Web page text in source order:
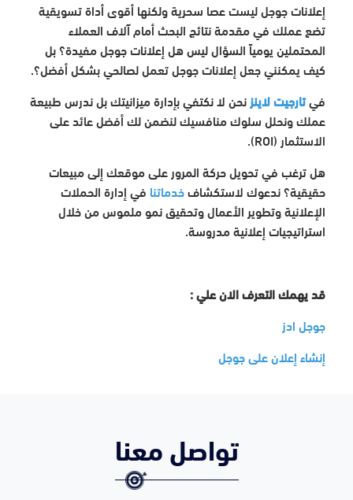
إعلانات جوجل ليست عصا سحرية ولكنها أقوى أداة تسويقية
تضع عملك في مقدمة نتائج البحث أمام آلاف العملاء
المحتملين يومياً السؤال ليس هل إعلانات جوجل مفيدة؟ بل
كيف يمكنني جعل إعلانات جوجل تعمل لصالحي بشكل أفضل؟.
فيتارجيت لاينز نحن لا نكتفي بإدارة ميزانيتك بل ندرس طبيعة
عملك ونحلل سلوك منافسيك لنضمن لك أفضل عائد على
الاستثمار (ROI).
هل ترغب في تحويل حركة المرور على موقعك إلى مبيعات
حقيقية؟ ندعوك لاستكشافخدماتنا في إدارة الحملات
الإعلانية وتطوير الأعمال وتحقيق نمو ملموس من خلال
استراتيجيات إعلانية مدروسة.
قد يهمك التعرف الان علي :
جوجل ادز
إنشاء إعلان على جوجل
تواصل معنا